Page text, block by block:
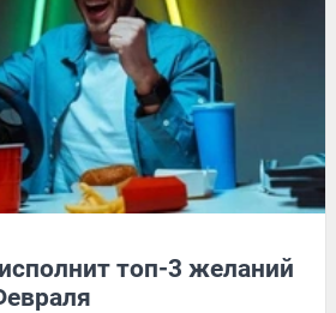
топ-3 желаний